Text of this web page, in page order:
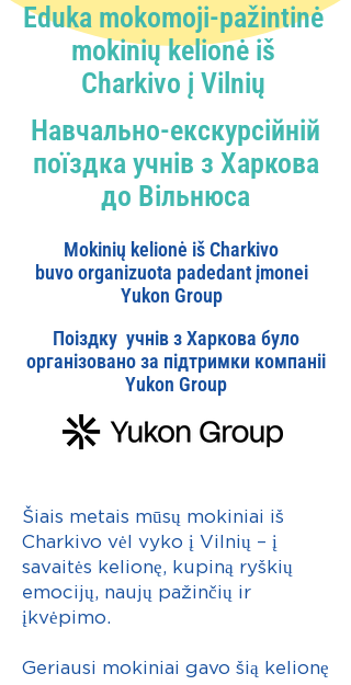
Eduka mokomoji-pažintinė
mokiniųkelionė iš
Charkivo į Vilnių
Навчально-екскурсійній
поїздка учнів з Харкова
до Вільнюса
Mokinių kelionė iš Charkivo
buvo organizuota padedant įmonei
Yukon Group
Поіздку учнів з Харкова було
організовано за підтримки компаніі
Yukon Group
Šiais metais mūsų mokiniai iš
Charkivo vėl vyko į Vilnių – į
savaitės kelionę, kupiną ryškių
emocijų, naujų pažinčių ir
įkvėpimo.
Geriausi mokiniai gavo šią kelionę